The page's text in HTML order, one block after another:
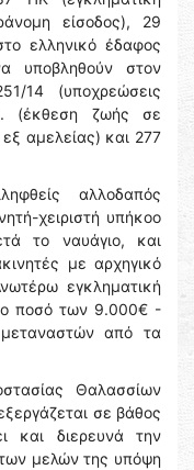
είσοδος), 29
ελληνικό έδαφος
υποβληθούν στον
14 (υποχρεώσεις
(έκθεση ζωής σε
αμελείας) και 277
αλλοδαπός
χειριστή υπήκοο
το ναυάγιο, και
με αρχηγικό
εγκληματική
ποσό των 9.000€ -
από τα
Θαλασσίων
σε βάθος
και διερευνά την
μελών της υπόψη